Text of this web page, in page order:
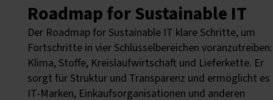
Roadmap for Sustainable IT
Der Roadmap for Sustainable IT klare Schritte, um
Fortschritte in vier Schlüsselbereichen voranzutreiben:
Klima, Stoffe, Kreislaufwirtschaft und Lieferkette. Er
sorgt für Struktur und Transparenz und ermöglicht es
IT-Marken, Einkaufsorganisationen und anderen